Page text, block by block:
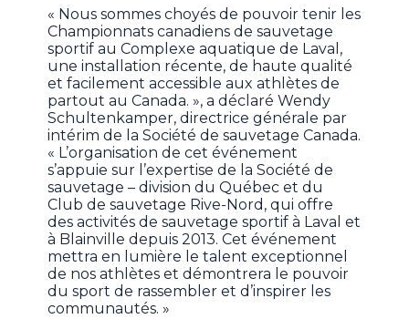
« Nous sommes choyés de pouvoir tenir les
Championnats canadiens de sauvetage
sportif au Complexe aquatique de Laval,
une installation récente, de haute qualité
et facilement accessible aux athlètes de
partout au Canada. », a déclaré Wendy
Schultenkamper, directrice générale par
intérim de la Société de sauvetage Canada.
« L’organisation de cet événement
s’appuie sur l’expertise de la Société de
sauvetage – division du Québec et du
Club de sauvetage Rive-Nord, qui offre
des activités de sauvetage sportif à Laval et
à Blainville depuis 2013. Cet événement
mettra en lumière le talent exceptionnel
de nos athlètes et démontrera le pouvoir
du sport de rassembler et d’inspirer les
communautés. »